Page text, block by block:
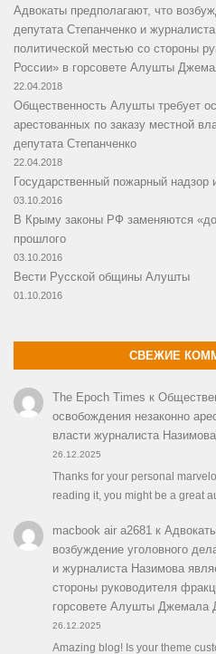
Адвокаты предполагают, что
депутата Степанченко и
политической местью со стороны
России» в горсовете Алушты
22.04.2018
Общественность Алушты требует
арестованных по заказу местной
депутата Степанченко
22.04.2018
Государственный пожарный надзор
03.10.2016
В Крыму законы РФ заменяются
прошлого
03.10.2016
Вести Русской общины Алушты
01.10.2016
СВЕЖИЕ
The Epoch Times к
освобождения незаконно
власти журналиста
26.12.2025
Thanks for your personal
reading it, you might be a great
macbook air a2681 к
возбуждение уголовного
и журналиста Назимова
стороны руководителя
горсовете Алушты Джемала
26.12.2025
Amazing blog! Is your theme